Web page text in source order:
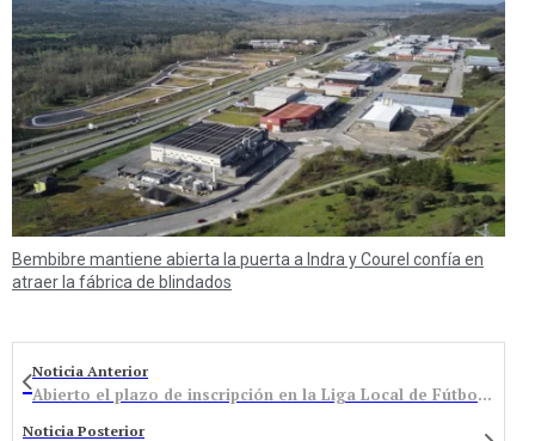
Bembibre mantiene abierta la puerta a Indra y Courel confía en
atraer la fábrica de blindados
Noticia Anterior
Abierto el plazo de inscripción en la Liga Local de Fútbol Sala
Noticia Posterior